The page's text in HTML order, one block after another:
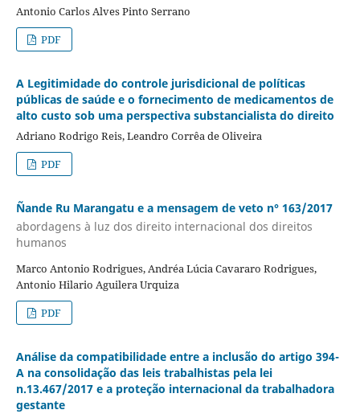
Antonio Carlos Alves Pinto Serrano
PDF
A Legitimidade do controle jurisdicional de políticas
públicas de saúde e o fornecimento de medicamentos de
alto custo sob uma perspectiva substancialista do direito
Adriano Rodrigo Reis, Leandro Corrêa de Oliveira
PDF
Ñande Ru Marangatu e a mensagem de veto n° 163/2017
abordagens à luz dos direito internacional dos direitos
humanos
Marco Antonio Rodrigues, Andréa Lúcia Cavararo Rodrigues,
Antonio Hilario Aguilera Urquiza
PDF
Análise da compatibilidade entre a inclusão do artigo 394-
A na consolidação das leis trabalhistas pela lei
n.13.467/2017 e a proteção internacional da trabalhadora
gestante